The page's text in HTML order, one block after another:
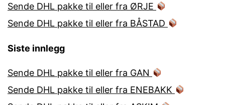
Sende DHL pakke til eller fra ØRJE
Sende DHL pakke til eller fra BÅSTAD
Siste innlegg
Sende DHL pakke til eller fra GAN
Sende DHL pakke til eller fra ENEBAKK